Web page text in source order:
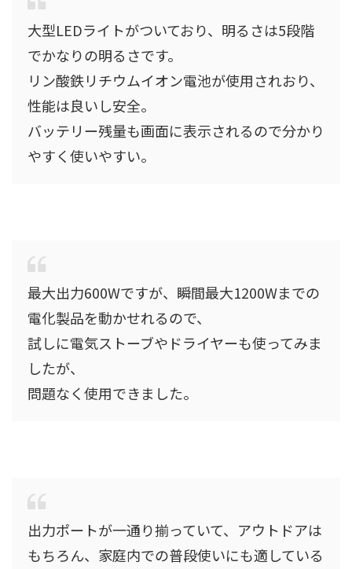
大型LEDライトがついており、明るさは5段階
でかなりの明るさです。
リン酸鉄リチウムイオン電池が使用されおり、
性能は良いし安全。
バッテリー残量も画面に表示されるので分かり
やすく使いやすい。
最大出力600Wですが、瞬間最大1200Wまでの
電化製品を動かせれるので、
試しに電気ストーブやドライヤーも使ってみま
したが、
問題なく使用できました。
出力ポートが一通り揃っていて、アウトドアは
もちろん、家庭内での普段使いにも適している